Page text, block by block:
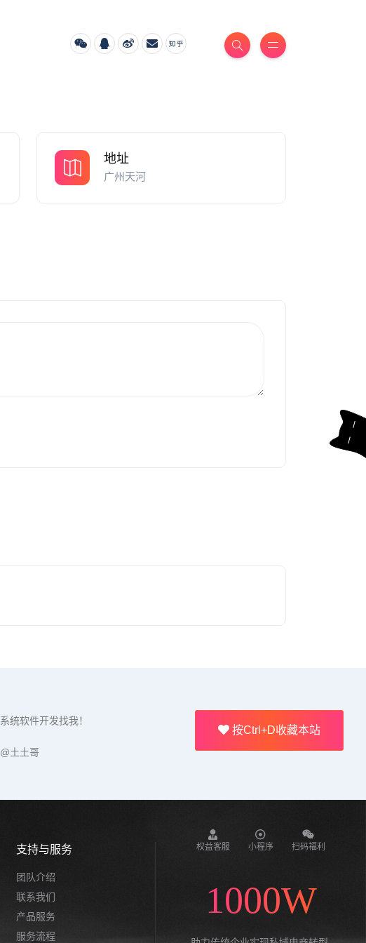
地址
广州天河
按Ctrl+D收藏本站
系统软件开发找我！
@土土哥
支持与服务
团队介绍
联系我们
产品服务
服务流程
权益客服 小程序 扫码福利
1000W